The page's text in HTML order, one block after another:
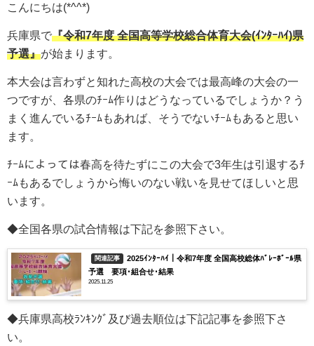
こんにちは(*^^*)
兵庫県で『令和7年度全国高等学校総合体育大会(ｲﾝﾀｰﾊｲ)県
予選』が始まります。
本大会は言わずと知れた高校の大会では最高峰の大会の一
つですが、各県のﾁｰﾑ作りはどうなっているでしょうか？う
まく進んでいるﾁｰﾑもあれば、そうでないﾁｰﾑもあると思い
ます。
ﾁｰﾑによっては春高を待たずにこの大会で3年生は引退するﾁ
ｰﾑもあるでしょうから悔いのない戦いを見せてほしいと思
います。
◆全国各県の試合情報は下記を参照下さい。
関連記事
2025ｲﾝﾀｰﾊｲ｜令和7年度 全国高校総体ﾊﾞﾚｰﾎﾞｰﾙ県
予選 要項･組合せ･結果
2025.11.25
◆兵庫県高校ﾗﾝｷﾝｸﾞ及び過去順位は下記記事を参照下さ
い。